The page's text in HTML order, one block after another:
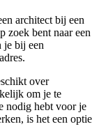
architect bij een
zoek bent naar een
je bij een
over
om je te
nodig hebt voor je
is het een optie